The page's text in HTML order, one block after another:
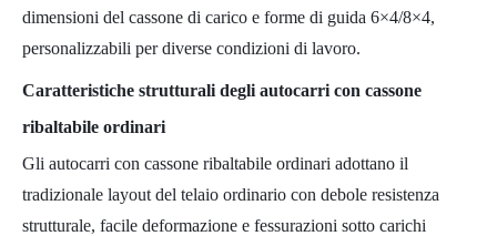
dimensioni del cassone di carico e forme di guida 6×4/8×4,
personalizzabili per diverse condizioni di lavoro.
Caratteristiche strutturali degli autocarri con cassone
ribaltabile ordinari
Gli autocarri con cassone ribaltabile ordinari adottano il
tradizionale layout del telaio ordinario con debole resistenza
strutturale, facile deformazione e fessurazioni sotto carichi